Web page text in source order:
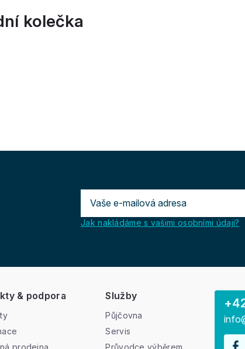
kolečka
Jak nakládáme s vašimi osobními údaji?
& podpora
prodejna
Služby
Půjčovna
Servis
Průvodce výběrem